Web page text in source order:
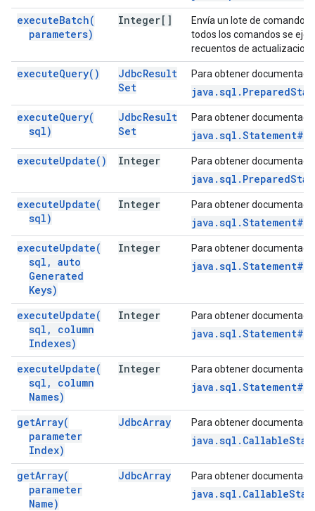
executeBatch(
parameters)
Integer[]
Envía un lote de comandos
todos los comandos se
recuentos de
executeQuery( ) JdbcResult
Set
Para obtener
executeQuery(
sql)
JdbcResult
Set
Para obtener
executeUpdate( ) Integer Para obtener
executeUpdate(
sql)
Integer Para obtener
executeUpdate(
sql , auto
Generated
Keys)
Integer Para obtener
executeUpdate(
sql ,
column
Indexes)
Integer Para obtener
executeUpdate(
sql ,
column
Names)
Integer Para obtener
getArray(
parameter
Index)
JdbcArray Para obtener
getArray(
parameter
Name)
JdbcArray Para obtener